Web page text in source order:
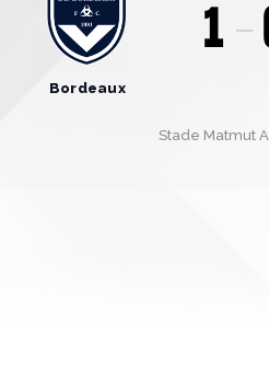
Bordeaux
1
Stade Matmut